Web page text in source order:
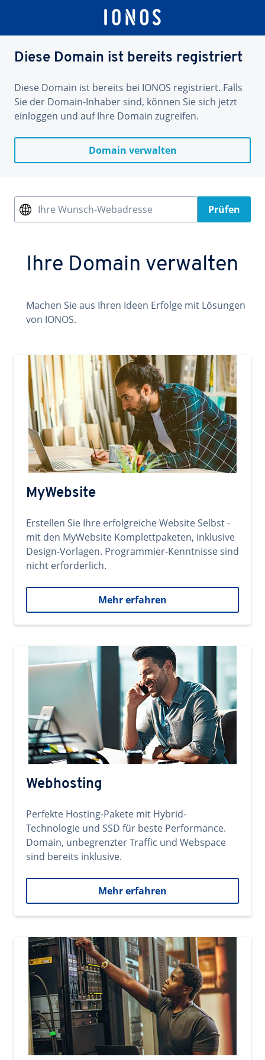
Diese Domain ist bereits registriert
Diese Domain ist bereits bei IONOS registriert. Falls
Sie der Domain-Inhaber sind, können Sie sich jetzt
einloggen und auf Ihre Domain zugreifen.
Domain verwalten
Ihre Wunsch-Webadresse Prüfen
Ihre Domain verwalten
Machen Sie aus Ihren Ideen Erfolge mit Lösungen
von IONOS.
MyWebsite
Erstellen Sie Ihre erfolgreiche Website Selbst -
mit den MyWebsite Komplettpaketen, inklusive
Design-Vorlagen. Programmier-Kenntnisse sind
nicht erforderlich.
Mehr erfahren
Webhosting
Perfekte Hosting-Pakete mit Hybrid-
Technologie und SSD für beste Performance.
Domain, unbegrenzter Traffic und Webspace
sind bereits inklusive.
Mehr erfahren